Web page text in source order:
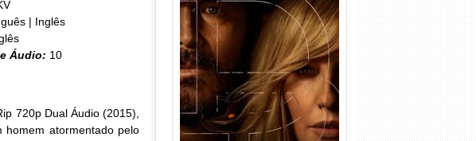
| Inglês
Áudio: 10
720p Dual Áudio (2015),
homem atormentado pelo
Rancho Dutton 1ª
Temporada Torrent (2026)
WEB-DL 1080p Dual Áudio